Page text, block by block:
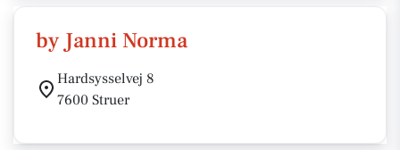
by Janni Norma
Hardsysselvej 8
7600 Struer